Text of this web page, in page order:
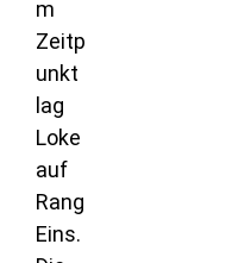
m
Zeitp
unkt
lag
Loke
auf
Rang
Eins.